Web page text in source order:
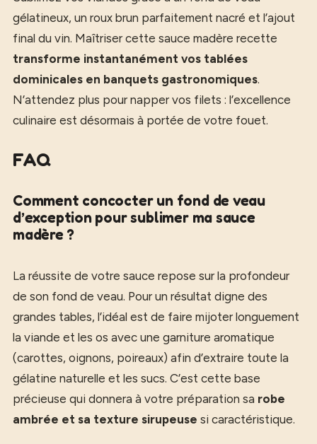
gélatineux, un roux brun parfaitement nacré et l’ajout
final du vin. Maîtriser cette sauce madère recette
transforme instantanément vos tablées
dominicales en banquets gastronomiques.
N’attendez plus pour napper vos filets : l’excellence
culinaire est désormais à portée de votre fouet.
FAQ
Comment concocter un fond de veau
d’exception pour sublimer ma sauce
madère ?
La réussite de votre sauce repose sur la profondeur
de son fond de veau. Pour un résultat digne des
grandes tables, l’idéal est de faire mijoter longuement
la viande et les os avec une garniture aromatique
(carottes, oignons, poireaux) afin d’extraire toute la
gélatine naturelle et les sucs. C’est cette base
précieuse qui donnera à votre préparation sa robe
ambrée et sa texture sirupeuse si caractéristique.